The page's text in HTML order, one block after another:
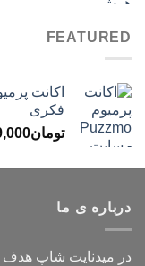
FEATURED
فکری
تومان
درباره ی ما
در میدنایت شاپ هدف